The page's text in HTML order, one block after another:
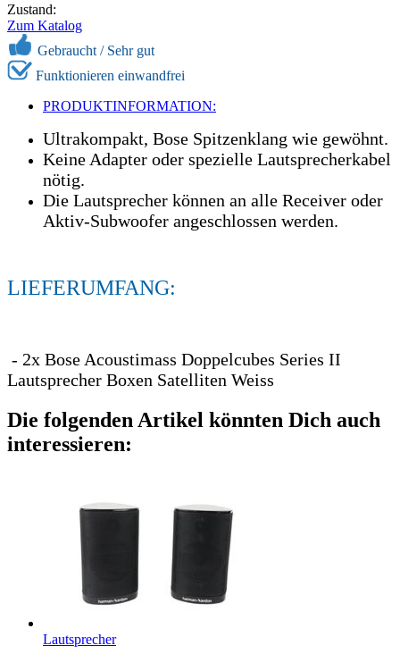
Zustand:
Zum Katalog
Gebraucht / Sehr gut
Funktionieren einwandfrei
PRODUKTINFORMATION:
Ultrakompakt, Bose Spitzenklang wie gewöhnt.
Keine Adapter oder spezielle Lautsprecherkabel
nötig.
Die Lautsprecher können an alle Receiver oder
Aktiv-Subwoofer angeschlossen werden.
LIEFERUMFANG:
- 2x Bose Acoustimass Doppelcubes Series II
Lautsprecher Boxen Satelliten Weiss
Die folgenden Artikel könnten Dich auch
interessieren:
Lautsprecher